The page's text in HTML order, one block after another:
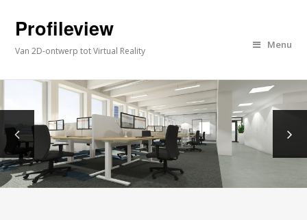
Profileview
Van 2D-ontwerp tot Virtual Reality
Menu